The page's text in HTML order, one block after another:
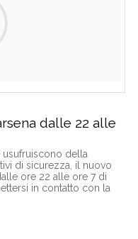
dalle 22 alle
della
di sicurezza, il nuovo
ore 22 alle ore 7 di
in contatto con la